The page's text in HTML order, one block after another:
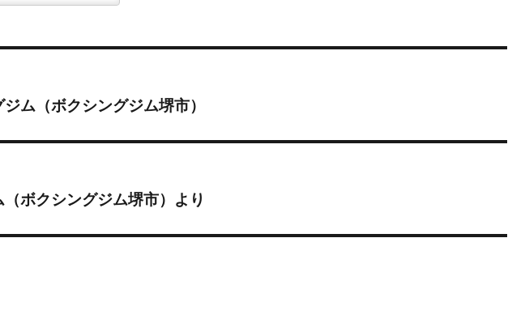
ム（ボクシングジム堺市）
ボクシングジム堺市）より